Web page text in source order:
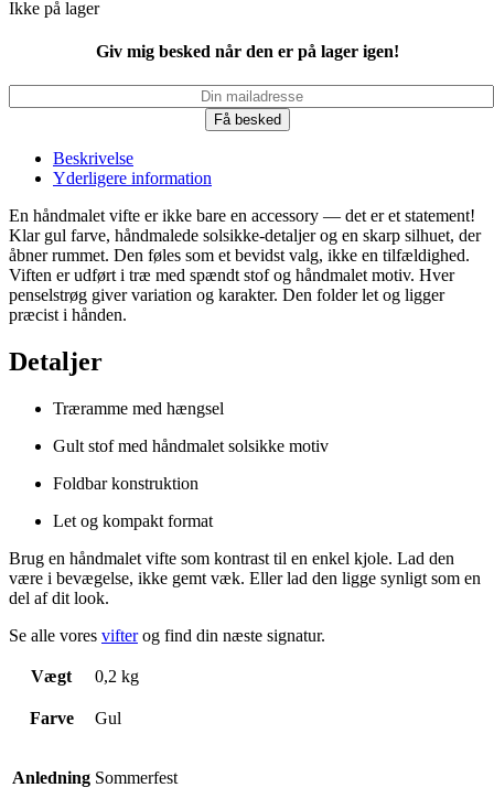
Ikke på lager
Giv mig besked når den er på lager igen!
Få besked
Beskrivelse
Yderligere information
En håndmalet vifte er ikke bare en accessory — det er et statement!
Klar gul farve, håndmalede solsikke-detaljer og en skarp silhuet, der
åbner rummet. Den føles som et bevidst valg, ikke en tilfældighed.
Viften er udført i træ med spændt stof og håndmalet motiv. Hver
penselstrøg giver variation og karakter. Den folder let og ligger
præcist i hånden.
Detaljer
Træramme med hængsel
Gult stof med håndmalet solsikke motiv
Foldbar konstruktion
Let og kompakt format
Brug en håndmalet vifte som kontrast til en enkel kjole. Lad den
være i bevægelse, ikke gemt væk. Eller lad den ligge synligt som en
del af dit look.
Se alle vores vifterog find din næste signatur.
Vægt 0,2 kg
Farve Gul
Anledning Sommerfest